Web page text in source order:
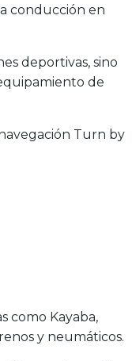
conducción en
deportivas, sino
de
Turn by
como Kayaba,
y neumáticos.